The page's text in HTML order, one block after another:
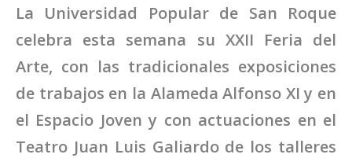
La Universidad Popular de San Roque
celebra esta semana su XXII Feria del
Arte, con las tradicionales exposiciones
de trabajos en la Alameda Alfonso XI y en
el Espacio Joven y con actuaciones en el
Teatro Juan Luis Galiardo de los talleres